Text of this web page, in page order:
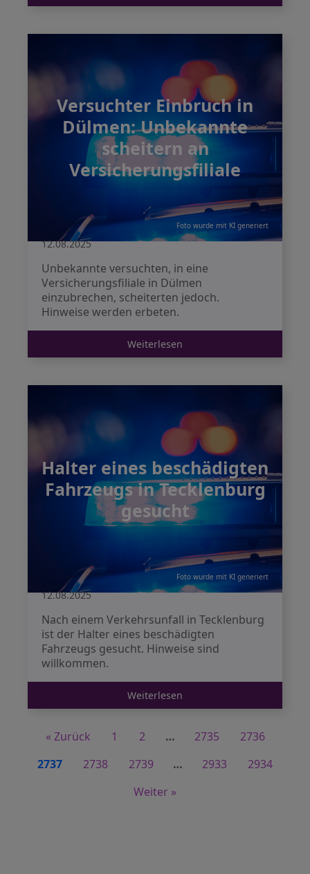
Versuchter Einbruch in
Dülmen: Unbekannte
scheitern an
Versicherungsfiliale
Foto wurde mit KI generiert
12.08.2025
Unbekannte versuchten, in eine
Versicherungsfiliale in Dülmen
einzubrechen, scheiterten jedoch.
Hinweise werden erbeten.
Weiterlesen
Halter eines beschädigten
Fahrzeugs in Tecklenburg
gesucht
Foto wurde mit KI generiert
12.08.2025
Nach einem Verkehrsunfall in Tecklenburg
ist der Halter eines beschädigten
Fahrzeugs gesucht. Hinweise sind
willkommen.
Weiterlesen
« Zurück 1 2 … 2735
2736
2737
2738 2739 … 2933
2934
Weiter »